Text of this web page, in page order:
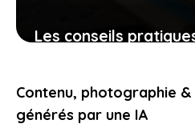
Les conseils
vous touchent
9 novembre 2025
Contenu, photographie
générés par une IA